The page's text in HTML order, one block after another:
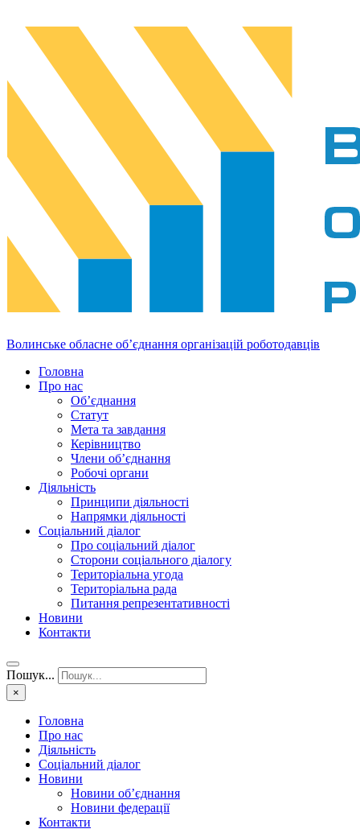
Волинське обласне об’єднання організацій роботодавців
Головна
Про нас
Об’єднання
Статут
Мета та завдання
Керівництво
Члени об’єднання
Робочі органи
Діяльність
Принципи діяльності
Напрямки діяльності
Соціальний діалог
Про соціальний діалог
Сторони соціального діалогу
Територіальна угода
Територіальна рада
Питання репрезентативності
Новини
Контакти
Пошук...
×
Головна
Про нас
Діяльність
Соціальний діалог
Новини
Новини об’єднання
Новини федерації
Контакти